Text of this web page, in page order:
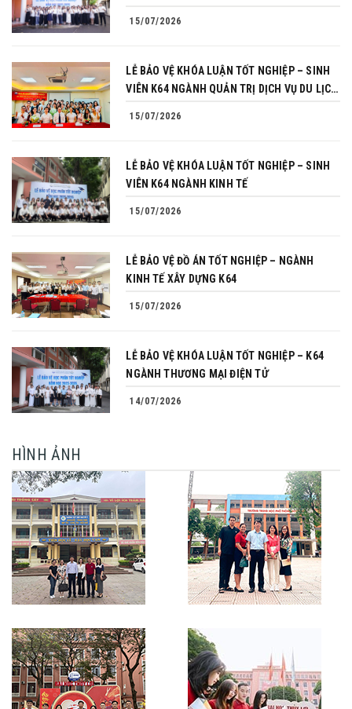
15/07/2026
LỄ BẢO VỆ KHÓA LUẬN TỐT NGHIỆP – SINH
VIÊN K64 NGÀNH QUẢN TRỊ DỊCH VỤ DU LỊCH
15/07/2026
LỄ BẢO VỆ KHÓA LUẬN TỐT NGHIỆP – SINH
VIÊN K64 NGÀNH KINH TẾ
15/07/2026
LỄ BẢO VỆ ĐỒ ÁN TỐT NGHIỆP – NGÀNH
KINH TẾ XÂY DỰNG K64
15/07/2026
LỄ BẢO VỆ KHÓA LUẬN TỐT NGHIỆP – K64
NGÀNH THƯƠNG MẠI ĐIỆN TỬ
14/07/2026
HÌNH ẢNH